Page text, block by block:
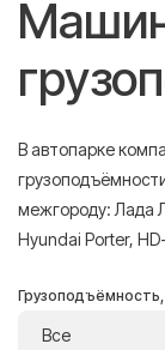
В автопарке
межгороду: Лада
Hyundai Porter,